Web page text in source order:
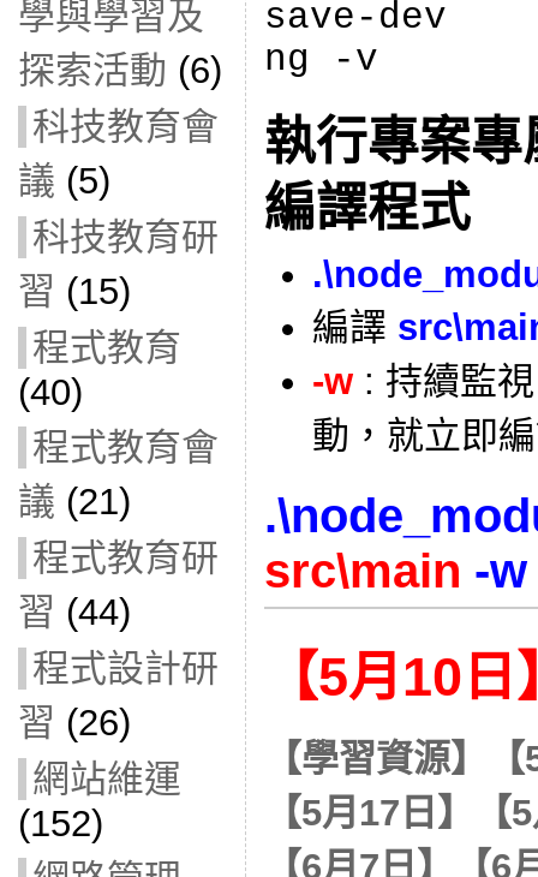
學與學習及
探索活動 (6)
科技教育會
議 (5)
科技教育研
習 (15)
程式教育
(40)
程式教育會
議 (21)
程式教育研
習 (44)
程式設計研
習 (26)
網站維運
(152)
save-dev
ng -v
執行專案
編譯程式
編譯
-w: 持續監
動，就立即
src\main -w
【5月10
【學習資源】
【5月17日】
【
【6月7日】
【6